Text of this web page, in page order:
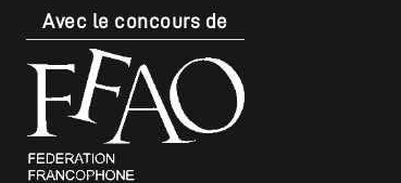
Avec le concours de